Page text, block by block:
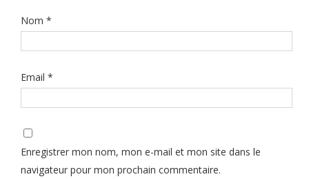
Nom *
Email *
Enregistrer mon nom, mon e-mail et mon site dans le
navigateur pour mon prochain commentaire.